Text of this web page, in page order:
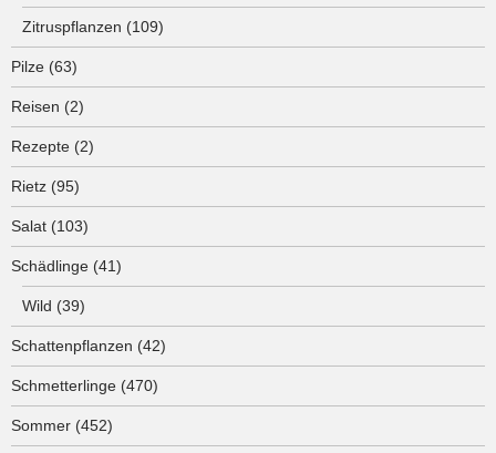
Zitruspflanzen (109)
Pilze (63)
Reisen (2)
Rezepte (2)
Rietz (95)
Salat (103)
Schädlinge (41)
Wild (39)
Schattenpflanzen (42)
Schmetterlinge (470)
Sommer (452)